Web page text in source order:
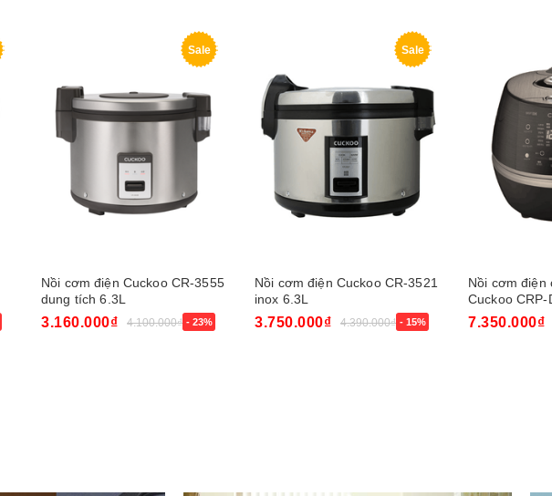
Sale
Nồi cơm điện Cuckoo CR-3555
dung tích 6.3L
3.160.000₫ 4.100.000₫ - 23%
Sale
Nồi cơm điện Cuckoo CR-3521
inox 6.3L
3.750.000₫ 4.390.000₫ - 15%
Nồi cơm điện
Cuckoo CRP-
7.350.000₫